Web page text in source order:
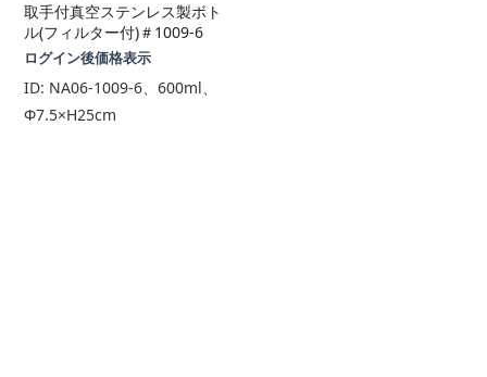
取手付真空ステンレス製ボト
ル(フィルター付)＃1009-6
ログイン後価格表示
ID: NA06-1009-6、600ml、
Φ7.5×H25cm